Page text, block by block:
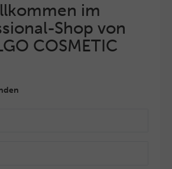
im
Shop von
COSMETIC